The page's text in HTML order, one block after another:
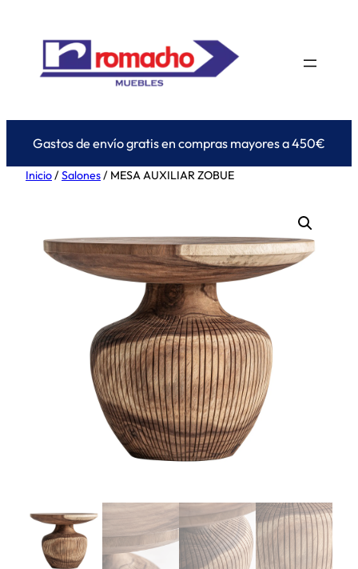
contenido
Gastos de envío gratis en compras mayores a 450€
Inicio/Salones/ MESA AUXILIAR ZOBUE